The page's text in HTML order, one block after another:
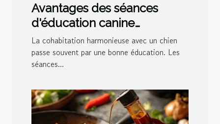
Avantages des séances
d'éducation canine
personnalisées à domicile
La cohabitation harmonieuse avec un chien
passe souvent par une bonne éducation. Les
séances...